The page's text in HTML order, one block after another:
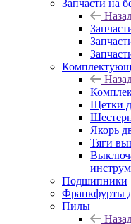
Запчасти на
Щетки
Якорь
Тяги
Подшипники
Франкфурты
Пилы